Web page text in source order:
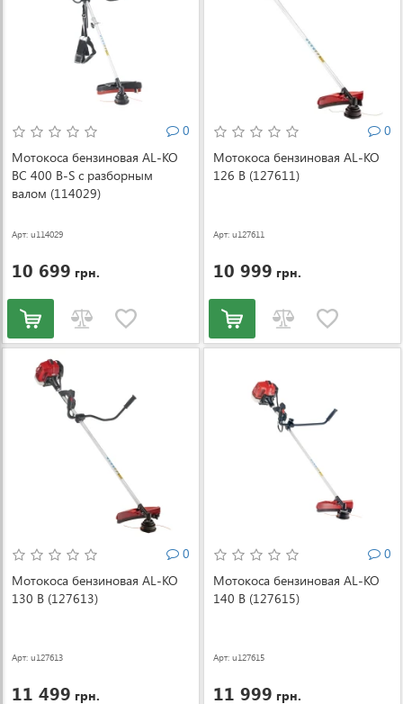
0
Мотокоса бензиновая AL-KO
BC 400 B-S с разборным
валом (114029)
Арт: u114029
10 699 грн.
0
Мотокоса бензиновая AL-KO
126 В (127611)
Арт: u127611
10 999 грн.
0
Мотокоса бензиновая AL-KO
130 В (127613)
Арт: u127613
11 499 грн.
0
Мотокоса бензиновая AL-KO
140 В (127615)
Арт: u127615
11 999 грн.